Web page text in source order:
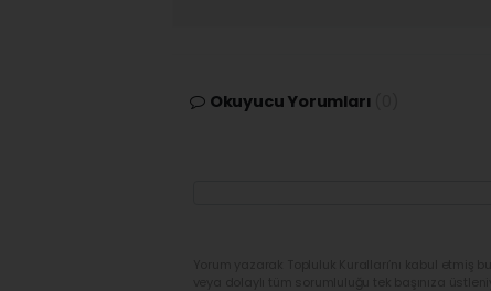
Okuyucu Yorumları